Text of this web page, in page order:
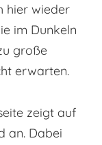
hier wieder
im Dunkeln
große
erwarten.
zeigt auf
an. Dabei